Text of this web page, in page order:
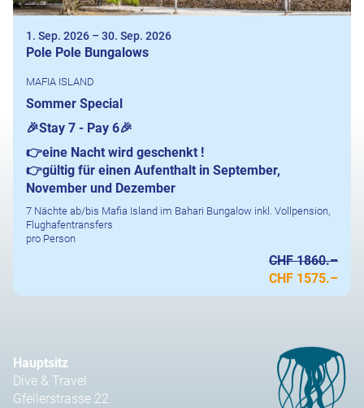
1. Sep. 2026 – 30. Sep. 2026
Pole Pole Bungalows
MAFIA ISLAND
Sommer Special
🎉Stay 7 - Pay 6🎉
👉eine Nacht wird geschenkt !
👉gültig für einen Aufenthalt in September,
November und Dezember
7 Nächte ab/bis Mafia Island im Bahari Bungalow inkl. Vollpension,
Flughafentransfers
pro Person
CHF 1860.–
CHF 1575.–
Hauptsitz
Dive & Travel
Gfellerstrasse 22